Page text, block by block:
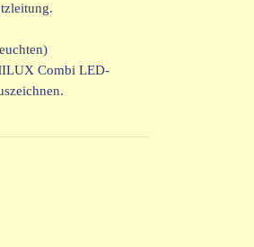
Combi LED-